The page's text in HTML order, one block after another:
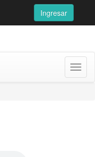
Ingresar